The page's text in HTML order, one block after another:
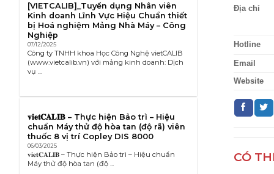
[VIETCALIB]_Tuyển dụng Nhân viên
Kinh doanh Lĩnh Vực Hiệu Chuẩn thiết
bị Hoá nghiệm Mảng Nhà Máy – Công
Nghiệp
07/12/2025
Công ty TNHH khoa Học Công Nghệ vietCALIB
(www.vietcalib.vn) với mảng kinh doanh: Dịch
vụ ...
𝐯𝐢𝐞𝐭𝐂𝐀𝐋𝐈𝐁 – Thực hiện Bảo trì – Hiệu
chuẩn Máy thử độ hòa tan (độ rã) viên
thuốc 8 vị trí Copley DIS 8000
06/03/2025
𝐯𝐢𝐞𝐭𝐂𝐀𝐋𝐈𝐁 – Thực hiện Bảo trì – Hiệu chuẩn
Máy thử độ hòa tan (độ ...
Địa chỉ
Hotline
Email
Website
CÓ